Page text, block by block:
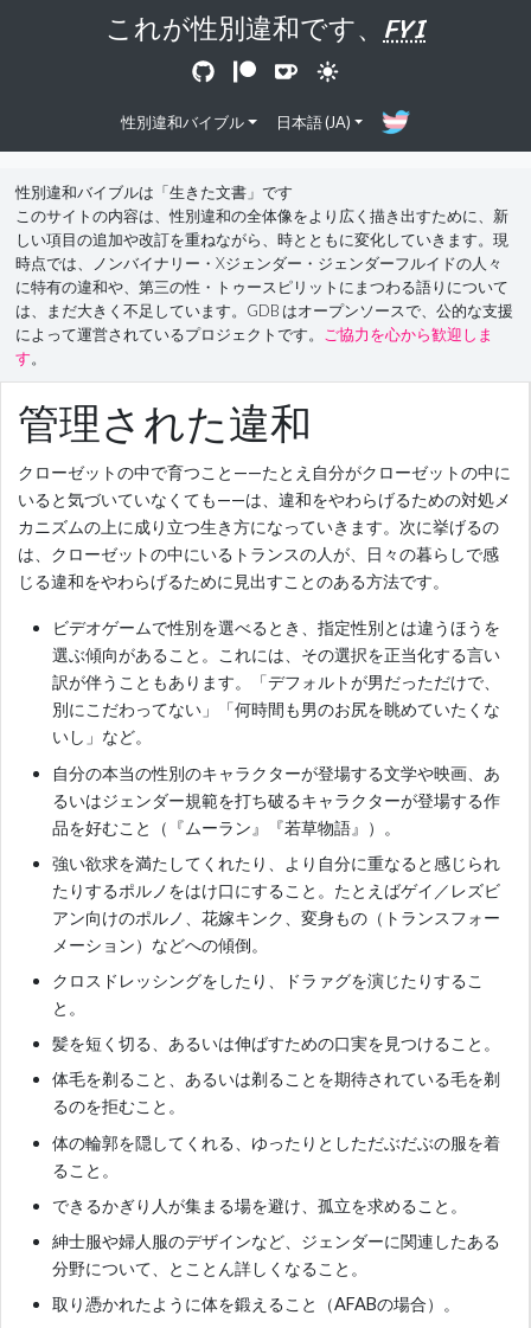
これが性別違和です、FYI
性別違和バイブル 日本語 (JA)
性別違和バイブルは「生きた文書」です
このサイトの内容は、性別違和の全体像をより広く描き出すために、新
しい項目の追加や改訂を重ねながら、時とともに変化していきます。現
時点では、ノンバイナリー・Xジェンダー・ジェンダーフルイドの人々
に特有の違和や、第三の性・トゥースピリットにまつわる語りについて
は、まだ大きく不足しています。GDB はオープンソースで、公的な支援
によって運営されているプロジェクトです。
ご協力を心から歓迎しま
す。
管理された違和
クローゼットの中で育つこと——たとえ自分がクローゼットの中に
いると気づいていなくても——は、違和をやわらげるための対処メ
カニズムの上に成り立つ生き方になっていきます。次に挙げるの
は、クローゼットの中にいるトランスの人が、日々の暮らしで感
じる違和をやわらげるために見出すことのある方法です。
ビデオゲームで性別を選べるとき、指定性別とは違うほうを
選ぶ傾向があること。これには、その選択を正当化する言い
訳が伴うこともあります。「デフォルトが男だっただけで、
別にこだわってない」「何時間も男のお尻を眺めていたくな
いし」など。
自分の本当の性別のキャラクターが登場する文学や映画、あ
るいはジェンダー規範を打ち破るキャラクターが登場する作
品を好むこと（『ムーラン』『若草物語』）。
強い欲求を満たしてくれたり、より自分に重なると感じられ
たりするポルノをはけ口にすること。たとえばゲイ／レズビ
アン向けのポルノ、花嫁キンク、変身もの（トランスフォー
メーション）などへの傾倒。
クロスドレッシングをしたり、ドラァグを演じたりするこ
と。
髪を短く切る、あるいは伸ばすための口実を見つけること。
体毛を剃ること、あるいは剃ることを期待されている毛を剃
るのを拒むこと。
体の輪郭を隠してくれる、ゆったりとしただぶだぶの服を着
ること。
できるかぎり人が集まる場を避け、孤立を求めること。
紳士服や婦人服のデザインなど、ジェンダーに関連したある
分野について、とことん詳しくなること。
取り憑かれたように体を鍛えること（AFABの場合）。